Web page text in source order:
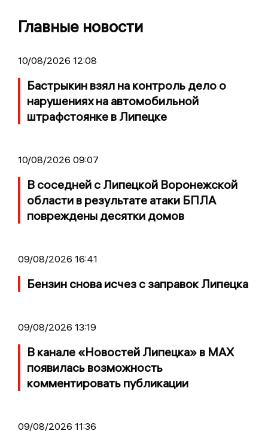
Главные новости
10/08/2026 12:08
Бастрыкин взял на контроль дело о
нарушениях на автомобильной
штрафстоянке в Липецке
10/08/2026 09:07
В соседней с Липецкой Воронежской
области в результате атаки БПЛА
повреждены десятки домов
09/08/2026 16:41
Бензин снова исчез с заправок Липецка
09/08/2026 13:19
В канале «Новостей Липецка» в MAX
появилась возможность
комментировать публикации
09/08/2026 11:36